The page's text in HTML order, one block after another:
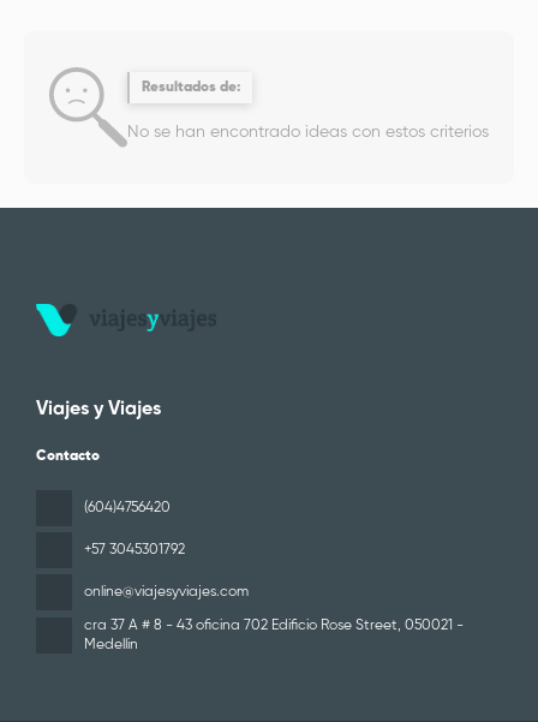
Resultados de:
No se han encontrado ideas con estos criterios
Viajes y Viajes
Contacto
(604)4756420
+57 3045301792
online@viajesyviajes.com
cra 37 A # 8 - 43 oficina 702 Edificio Rose Street, 050021 -
Medellin